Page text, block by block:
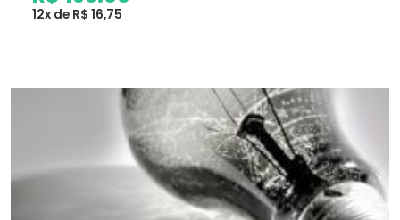
12x de R$ 16,75